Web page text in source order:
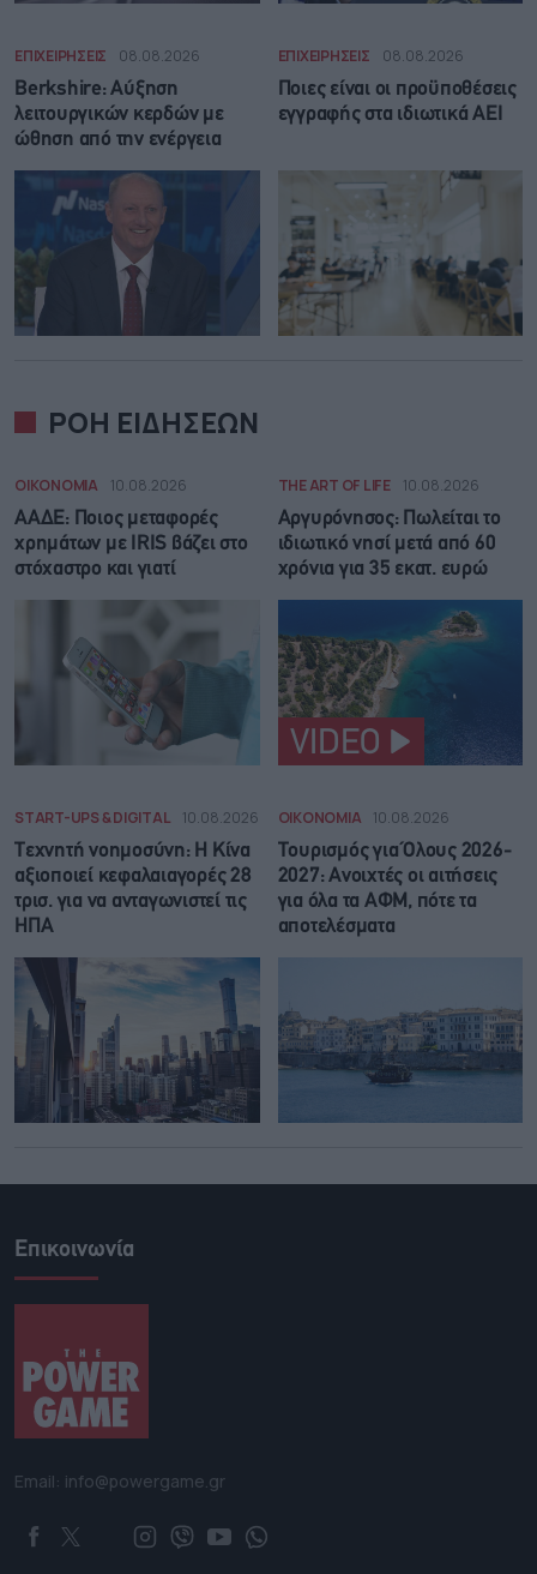
ΕΠΙΧΕΙΡΗΣΕΙΣ 08.08.2026
Berkshire: Αύξηση
λειτουργικών κερδών με
ώθηση από την ενέργεια
ΕΠΙΧΕΙΡΗΣΕΙΣ 08.08.2026
Ποιες είναι οι προϋποθέσεις
εγγραφής στα ιδιωτικά ΑΕΙ
ΡΟΗ ΕΙΔΗΣΕΩΝ
ΟΙΚΟΝΟΜΙΑ 10.08.2026
ΑΑΔΕ: Ποιος μεταφορές
χρημάτων με IRIS βάζει στο
στόχαστρο και γιατί
THE ART OF LIFE 10.08.2026
Αργυρόνησος: Πωλείται το
ιδιωτικό νησί μετά από 60
χρόνια για 35 εκατ. ευρώ
VIDEO
START-UPS & DIGITAL 10.08.2026
Τεχνητή νοημοσύνη: Η Κίνα
αξιοποιεί κεφαλαιαγορές 28
τρισ. για να ανταγωνιστεί τις
ΗΠΑ
ΟΙΚΟΝΟΜΙΑ 10.08.2026
Τουρισμός για Όλους 2026-
2027: Ανοιχτές οι αιτήσεις
για όλα τα ΑΦΜ, πότε τα
αποτελέσματα
Επικοινωνία
Email: info@powergame.gr